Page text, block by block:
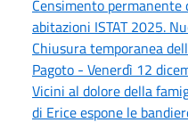
Censimento permanente
abitazioni ISTAT 2025.
Chiusura temporanea
Pagoto - Venerdì 12
Vicini al dolore della
di Erice espone le